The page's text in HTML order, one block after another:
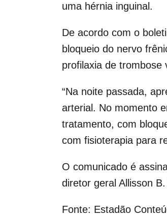
uma hérnia inguinal.
De acordo com o
bloqueio do nervo
profilaxia de trombose
“Na noite passada,
arterial. No momento
tratamento, com
com fisioterapia para
O comunicado é
diretor geral Allisson
Fonte: Estadão